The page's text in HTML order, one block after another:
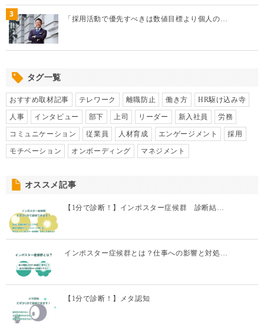
3 「採用活動で優先すべきは数値目標より個人の…
タグ一覧
おすすめ取材記事 テレワーク 離職防止 働き方 HR駆け込み寺
人事 インタビュー 部下 上司 リーダー 新入社員 労務
コミュニケーション 従業員 人材育成 エンゲージメント 採用
モチベーション オンボーディング マネジメント
オススメ記事
【1分で診断！】インポスター症候群 診断結…
インポスター症候群とは？仕事への影響と対処…
【1分で診断！】メタ認知